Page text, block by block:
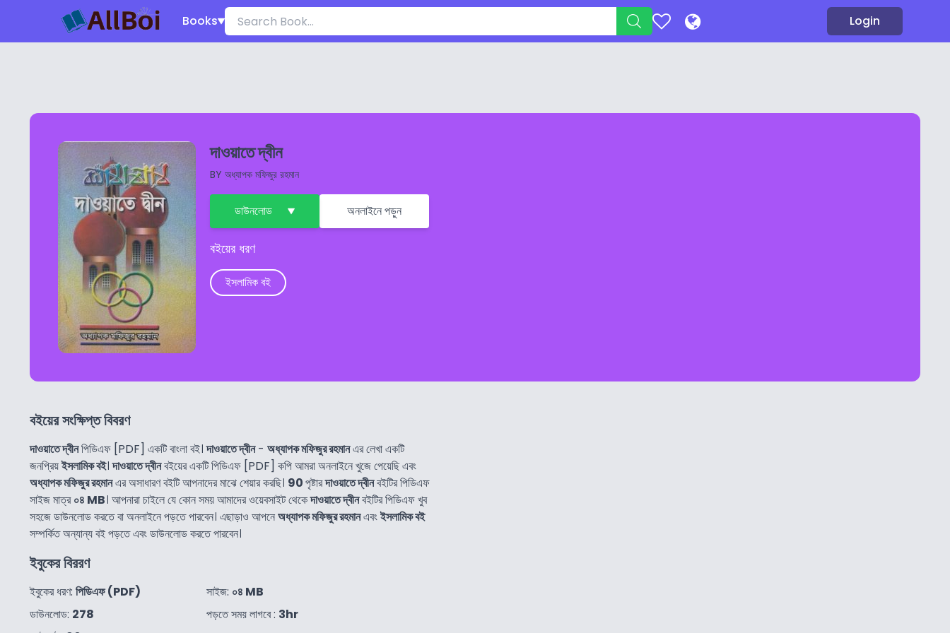
Books Login
দাওয়াতে দ্বীন
BY অধ্যাপক মফিজুর রহমান
ডাউনলোড অনলাইনে পড়ুন
বইয়ের ধরণ
ইসলামিক বই
বইয়ের সংক্ষিপ্ত বিবরণ
দাওয়াতে দ্বীনপিডিএফ [PDF] একটি বাংলা বই।দাওয়াতে দ্বীন- অধ্যাপক মফিজুর রহমানএর লেখা একটি
জনপ্রিয়ইসলামিক বই।দাওয়াতে দ্বীনবইয়ের একটি পিডিএফ [PDF] কপি আমরা অনলাইনে খুজে পেয়েছি এবং
অধ্যাপক মফিজুর রহমানএর অসাধারণ বইটি আপনাদের মাঝে শেয়ার করছি। 90পৃষ্টারদাওয়াতে দ্বীনবইটির পিডিএফ
সাইজ মাত্র০৪ MB। আপনারা চাইলে যে কোন সময় আমাদের ওয়েবসাইট থেকেদাওয়াতে দ্বীনবইটির পিডিএফ খুব
সহজে ডাউনলোড করতে বা অনলাইনে পড়তে পারবেন। এছাড়াও আপনেঅধ্যাপক মফিজুর রহমানএবংইসলামিক বই
সম্পর্কিত অন্যান্য বই পড়তে এবং ডাউনলোড করতে পারবেন।
ইবুকের বিররণ
ইবুকের ধরণ: পিডিএফ (PDF)
ডাউনলোড: 278
সাইজ: ০৪ MB
পড়তে সময় লাগবে : 3hr